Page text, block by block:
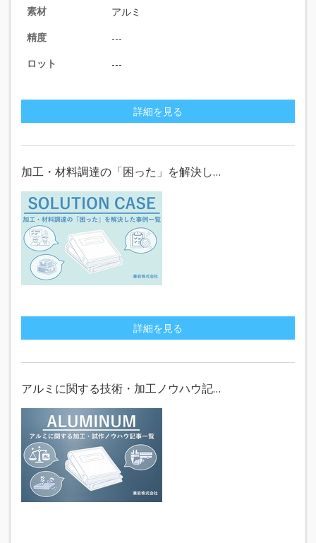
素材
アルミ
精度
---
ロット
---
詳細を見る
加工・材料調達の「困った」を解決し…
詳細を見る
アルミに関する技術・加工ノウハウ記…